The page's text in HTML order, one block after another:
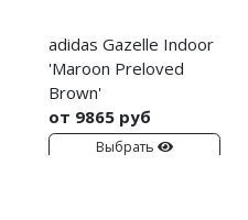
adidas Gazelle Indoor
'Maroon Preloved
Brown'
от 9865 руб
Выбрать